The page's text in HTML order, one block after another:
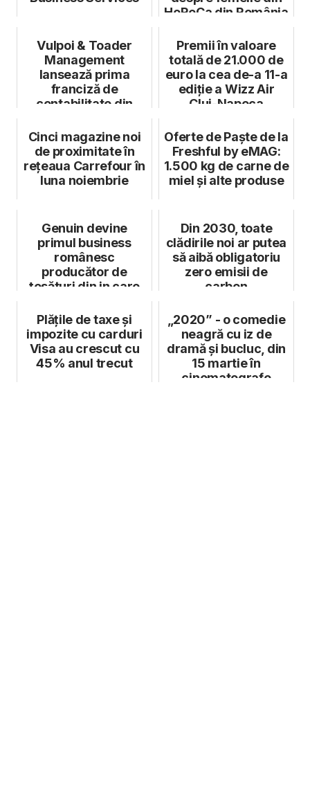
HoReCa din România
Vulpoi & Toader
Management
lansează prima
franciză de
contabilitate din
Premii în valoare
totală de 21.000 de
euro la cea de-a 11-a
ediție a Wizz Air
Cluj-Napoca
Cinci magazine noi
de proximitate în
rețeaua Carrefour în
luna noiembrie
Oferte de Paște de la
Freshful by eMAG:
1.500 kg de carne de
miel și alte produse
Genuin devine
primul business
românesc
producător de
țesături din in care
mater...
Din 2030, toate
clădirile noi ar putea
să aibă obligatoriu
zero emisii de
carbon
Plățile de taxe și
impozite cu carduri
Visa au crescut cu
45% anul trecut
„2020” - o comedie
neagră cu iz de
dramă și bucluc, din
15 martie în
cinematografe